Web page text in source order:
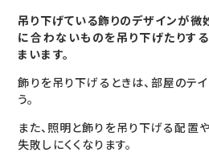
吊り下げている飾りのデザインが微
に合わないものを吊り下げたりする
まいます。
飾りを吊り下げるときは、部屋のテ
う。
また、照明と飾りを吊り下げる配置
失敗しにくくなります。